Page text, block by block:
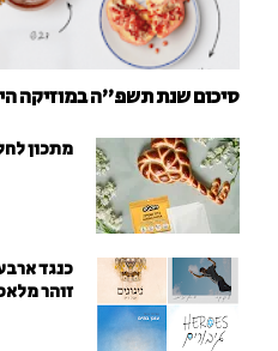
סיכום שנת תשפ"ה במוזיקה
מתכון
כנגד
זוהר